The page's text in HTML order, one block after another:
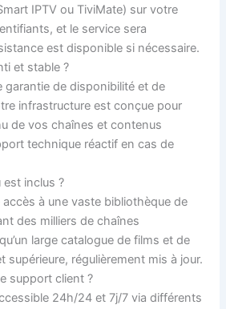
IPTV ou TiviMate) sur votre
et le service sera
est disponible si nécessaire.
et stable ?
garantie de disponibilité et de
infrastructure est conçue pour
de vos chaînes et contenus
technique réactif en cas de
est inclus ?
accès à une vaste bibliothèque de
des milliers de chaînes
large catalogue de films et de
supérieure, régulièrement mis à jour.
support client ?
24h/24 et 7j/7 via différents